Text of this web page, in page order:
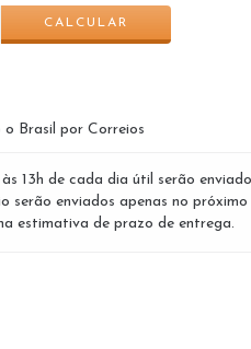
CALCULAR
Brasil por Correios
13h de cada dia útil serão
serão enviados apenas no
estimativa de prazo de entrega.